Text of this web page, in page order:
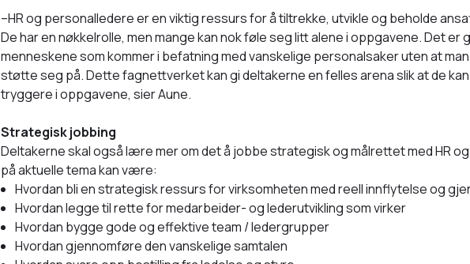
–HR og personalledere er en viktig ressurs for å tiltrekke, utvikle og beholde
De har en nøkkelrolle, men mange kan nok føle seg litt alene i oppgavene. Det er
menneskene som kommer i befatning med vanskelige personalsaker uten at
støtte seg på. Dette fagnettverket kan gi deltakerne en felles arena slik at de
tryggere i oppgavene, sier Aune.
Strategisk jobbing
Deltakerne skal også lære mer om det å jobbe strategisk og målrettet med HR
på aktuelle tema kan være:
Hvordan bli en strategisk ressurs for virksomheten med reell innflytelse og
Hvordan legge til rette for medarbeider- og lederutvikling som virker
Hvordan bygge gode og effektive team / ledergrupper
Hvordan gjennomføre den vanskelige samtalen